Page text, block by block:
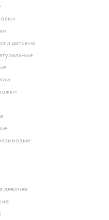
детские
девочек